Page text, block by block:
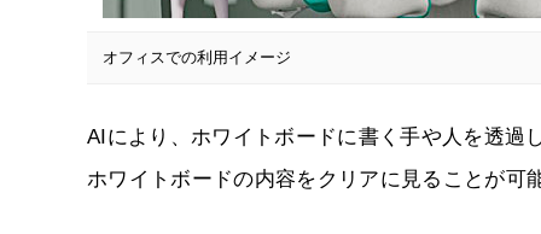
オフィスでの利用イメージ
AIにより、ホワイトボードに書く手や人を透過
ホワイトボードの内容をクリアに見ることが可